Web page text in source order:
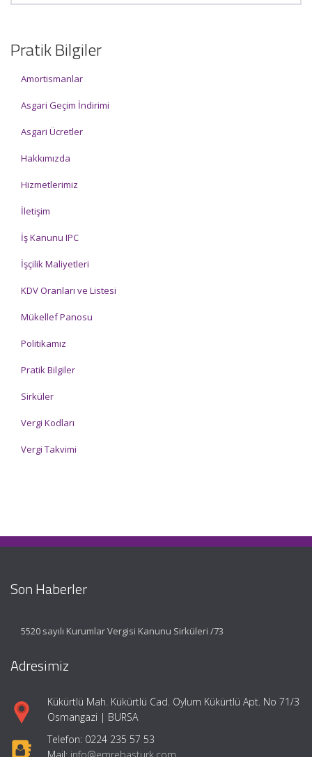
Pratik Bilgiler
Amortismanlar
Asgari Geçim İndirimi
Asgari Ücretler
Hakkımızda
Hizmetlerimiz
İletişim
İş Kanunu IPC
İşçilik Maliyetleri
KDV Oranları ve Listesi
Mükellef Panosu
Politikamız
Pratik Bilgiler
Sirküler
Vergi Kodları
Vergi Takvimi
Son Haberler
5520 sayılı Kurumlar Vergisi Kanunu Sirküleri /73
Adresimiz
Kükürtlü Mah. Kükürtlü Cad. Oylum Kükürtlü Apt. No 71/3
Osmangazi | BURSA
Telefon: 0224 235 57 53
Mail: info@emrebasturk.com